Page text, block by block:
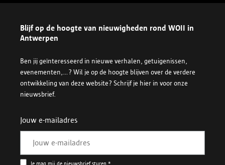
Blijf op de hoogte van nieuwigheden rond WOII in
Antwerpen
Ben jij geïnteresseerd in nieuwe verhalen, getuigenissen,
evenementen,...? Wil je op de hoogte blijven over de verdere
ontwikkeling van deze website? Schrijf je hier in voor onze
nieuwsbrief.
Jouw e-mailadres
Je mag mij de nieuwsbrief sturen *